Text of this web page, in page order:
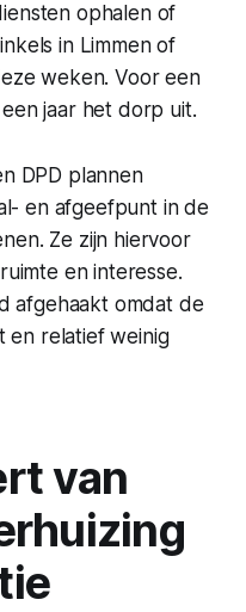
ophalen of
in Limmen of
weken. Voor een
jaar het dorp uit.
DPD plannen
en afgeefpunt in de
Ze zijn hiervoor
en interesse.
afgehaakt omdat de
en relatief weinig
van